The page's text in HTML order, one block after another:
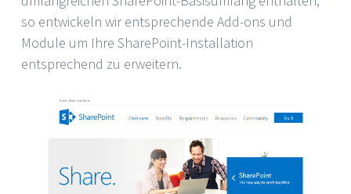
so entwickeln wir entsprechende Add-ons und
Module um Ihre SharePoint-Installation
entsprechend zu erweitern.